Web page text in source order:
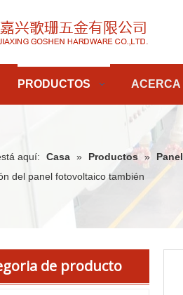
PRODUCTOS ACERCA
aquí: Casa » Productos »
del panel fotovoltaico también
de producto